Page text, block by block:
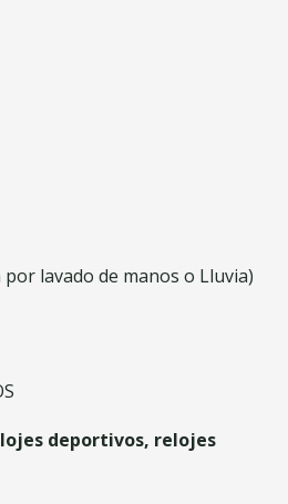
por lavado de manos o Lluvia)
deportivos, relojes